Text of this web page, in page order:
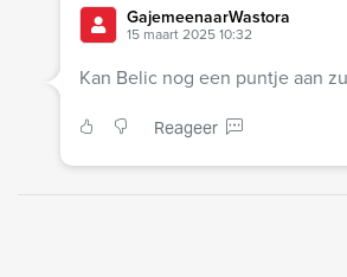
GajemeenaarWastora
15 maart 2025 10:32
Kan Belic nog een puntje aan
Reageer